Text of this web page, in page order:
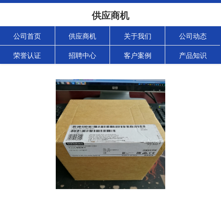
供应商机
公司首页 供应商机 关于我们 公司动态
荣誉认证 招聘中心 客户案例 产品知识